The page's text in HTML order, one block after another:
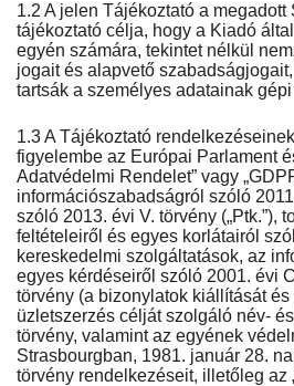
1.2 A jelen Tájékoztató a
tájékoztató célja, hogy a Kiadó
egyén számára, tekintet nélkül
jogait és alapvető
tartsák a személyes adatainak
1.3 A Tájékoztató
figyelembe az Európai Parlament
Adatvédelmi Rendelet” vagy
információszabadságról szóló
szóló 2013. évi V. törvény
feltételeiről és egyes korlátairól
kereskedelmi szolgáltatások, az
egyes kérdéseiről szóló 2001. évi
törvény (a bizonylatok kiállítását
üzletszerzés célját szolgáló név-
törvény, valamint az egyének
Strasbourgban, 1981. január 28.
törvény rendelkezéseit, illetőleg az